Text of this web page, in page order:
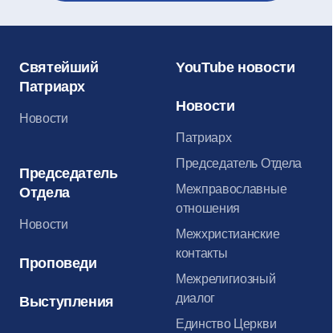
Святейший
Патриарх
Новости
Председатель
Отдела
Новости
Проповеди
Выступления
YouTube новости
Новости
Патриарх
Председатель Отдела
Межправославные
отношения
Межхристианские
контакты
Межрелигиозный
диалог
Единство Церкви